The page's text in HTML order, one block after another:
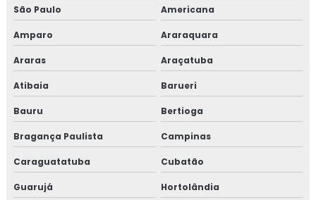
TESTE HIDROSTÁTICO EM CALDEIRAS
TESTE HIDROSTÁTICO EM TUBULAÇÕES DE ÁGUA
LAUDO DE ESTANQUEIDADE
TESTE DE ESTANQUEIDADE ÁGUA
TESTE DE ESTANQUEIDADE EM TANQUES
TESTE DE VAZAMENTO DE GÁS
TESTE DE ESTANQUEIDADE EM TUBULAÇÃO DE
GÁS
São Paulo
Americana
Amparo Araraquara
Araras Araçatuba
Atibaia Barueri
Bauru Bertioga
Bragança Paulista Campinas
Caraguatatuba Cubatão
Guarujá Hortolândia